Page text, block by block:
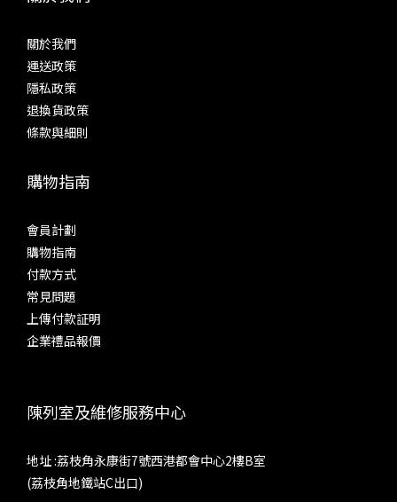
關於我們
運送政策
隱私政策
退換貨政策
條款與細則
購物指南
會員計劃
購物指南
付款方式
常見問題
上傳付款証明
企業禮品報價
陳列室及維修服務中心
地址 :荔枝角永康街7號西港都會中心2樓B室
(荔枝角地鐵站C出口)